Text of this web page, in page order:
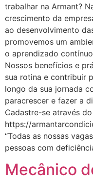
trabalhar na Armant?
crescimento da
ao desenvolvimento
promovemos um
o aprendizado
Nossos benefícios e
sua rotina e contribuir
longo da sua jornada
paracrescer e fazer a
Cadastre-se através
https://
“Todas as nossas
pessoas com
Mecânico